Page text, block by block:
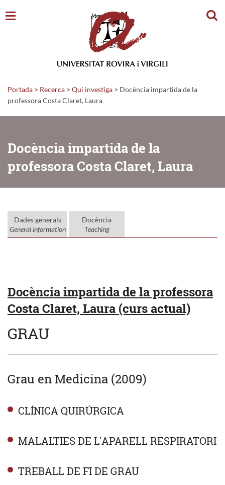
Portada > Recerca > Qui investiga > Docència impartida de la
professora Costa Claret, Laura
Docència impartida de la
professora Costa Claret, Laura
Dades generals
General information
Docència
Teaching
Docència impartida de la professora
Costa Claret, Laura (curs actual)
GRAU
Grau en Medicina (2009)
CLÍNICA QUIRÚRGICA
MALALTIES DE L'APARELL RESPIRATORI
TREBALL DE FI DE GRAU